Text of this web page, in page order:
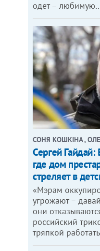
одет –
СОНЯ КОШКІНА ,
Сергей Гайдай:
где дом
стреляет в
«Мэрам
угрожают –
они
российский
тряпкой